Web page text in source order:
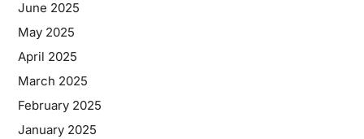
June 2025
May 2025
April 2025
March 2025
February 2025
January 2025